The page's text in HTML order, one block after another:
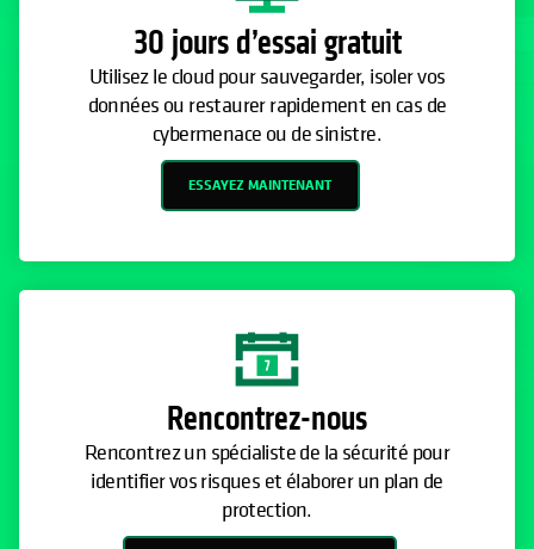
30 jours d’essai gratuit
Utilisez le cloud pour sauvegarder, isoler vos
données ou restaurer rapidement en cas de
cybermenace ou de sinistre.
ESSAYEZ MAINTENANT
Rencontrez-nous
Rencontrez un spécialiste de la sécurité pour
identifier vos risques et élaborer un plan de
protection.